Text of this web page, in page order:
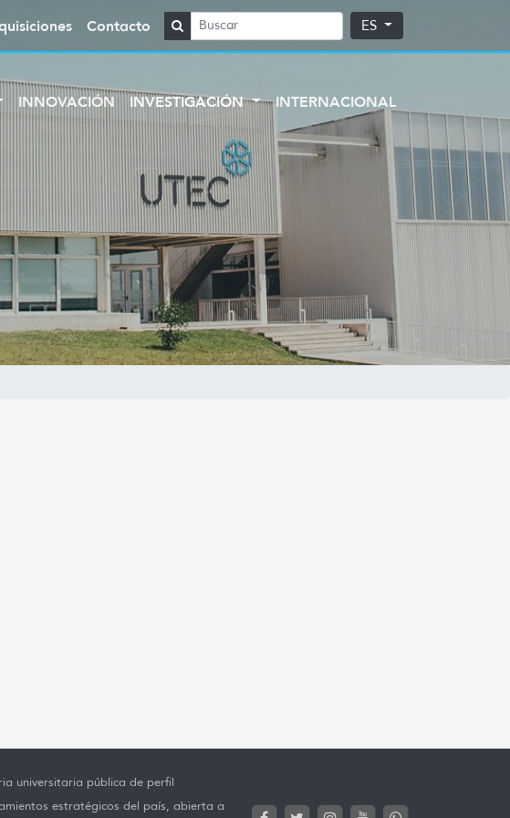
Contacto ES
INNOVACIÓN INVESTIGACIÓN INTERNACIONAL
universitaria pública de perfil
estratégicos del país, abierta a